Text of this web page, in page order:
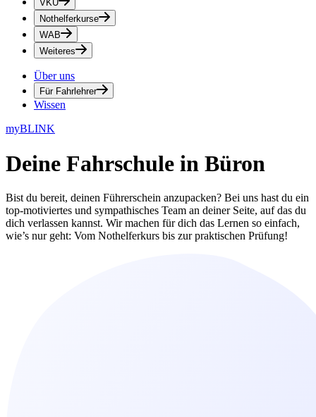
VKU
Nothelferkurse
WAB
Weiteres
Über uns
Für Fahrlehrer
Wissen
myBLINK
Deine Fahrschule in Büron
Bist du bereit, deinen Führerschein anzupacken? Bei uns hast du ein
top-motiviertes und sympathisches Team an deiner Seite, auf das du
dich verlassen kannst. Wir machen für dich das Lernen so einfach,
wie’s nur geht: Vom Nothelferkurs bis zur praktischen Prüfung!